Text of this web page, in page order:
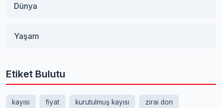
Dünya
Yaşam
Etiket Bulutu
kayısı fiyat kurutulmuş kayısı zirai don